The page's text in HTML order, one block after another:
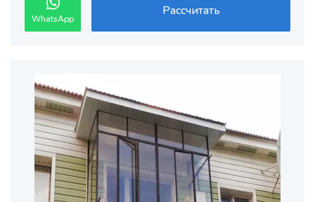
WhatsApp
Рассчитать